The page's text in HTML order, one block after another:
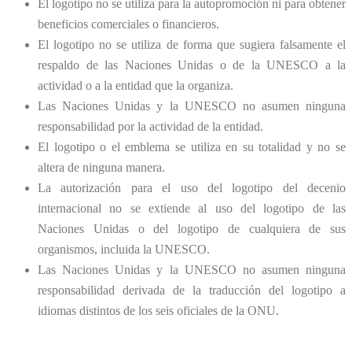
El logotipo no se utiliza para la autopromoción ni para obtener
beneficios comerciales o financieros.
El logotipo no se utiliza de forma que sugiera falsamente el
respaldo de las Naciones Unidas o de la UNESCO a la
actividad o a la entidad que la organiza.
Las Naciones Unidas y la UNESCO no asumen ninguna
responsabilidad por la actividad de la entidad.
El logotipo o el emblema se utiliza en su totalidad y no se
altera de ninguna manera.
La autorización para el uso del logotipo del decenio
internacional no se extiende al uso del logotipo de las
Naciones Unidas o del logotipo de cualquiera de sus
organismos, incluida la UNESCO.
Las Naciones Unidas y la UNESCO no asumen ninguna
responsabilidad derivada de la traducción del logotipo a
idiomas distintos de los seis oficiales de la ONU.